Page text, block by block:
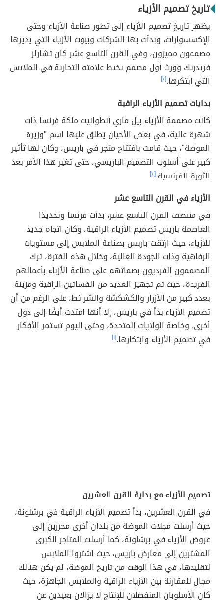
تاريخ تصميم الأزياء
يظهر تاريخ تصميم الأزياء إلى تطور صناعة الأزياء وحتى
الإكسسوارات، وبدأت بها الشركات وبيوت الأزياء التي يديرها
مصممون مميزون، وفي القرن التاسع عشر كان تشارلز
فريدريك وورث أول مصمم يخيط علامته التجارية في الملابس
التي ابتكرها.[٢]
بدايات تصميم الأزياء الراقية
كانت مصممة الأزياء بيل ماري أنطوانيت ملكة فرنسا ذات
شهرة عالية، في بعض الأحيان يُطلق عليها اسم "وزيرة
الموضة"، حيث قامت بافتتاح متجر في باريس، وكان لها تأثير
كبير على أسلوب التصميم الباريسي، حتى تغير هذا الأمر بعد
الثورة الفرنسية.[٢]
الأزياء في القرن التاسع عشر
في منتصف القرن التاسع عشر، بدأت فرنسا وتحديدًا
العاصمة باريس تصميم الأزياء الراقية، وكان اتجاه جديد
للأزياء، حيث ارتقت باريس بصناعة الملابس إلى مستويات
الرفاهية وذات الجودة العالية، وخلال هذه الفترة، ترك
المصممون الفرديون بصماتهم على صناعة الأزياء بأعمالهم
الفريدة، حيث تم تجهيز العديد من الفساتين الراقية ومزينة
بعدد كبير من الأزرار والكشكشة والشرائط، على الرغم من أن
تصميم الأزياء بدأ في باريس، إلا أنها امتدت أيضًا إلى دول
أخرى، وخاصة الولايات المتحدة، وحتى اليوم تستمر الأفكار
في تصميم الأزياء وابتكارها.[١]
تصميم الأزياء مع بداية القرن العشرين
في القرن العشرين، بدأ تصميم الأزياء الراقية في برشلونة،
حيث أرسلت مجلات الموضة من بلدان أخرى محررين إلى
عروض الأزياء في برشلونة، كما أرسلت المتاجر الكبرى
المشترين إلى معارض باريس، حيث اشتروا الملابس
لتقليدها، في هذا الوقت من تاريخ الموضة، لم يكن هنالك
مجال للمقارنة بين الأزياء الراقية والملابس الجاهزة، حيث
كان الأسلوبان المنفصلان للإنتاج لا يزالان بعيدين عن